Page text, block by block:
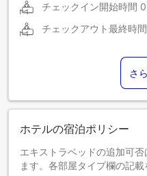
チェックイン開始時間
チェックアウト最終時間
さ
ホテルの宿泊ポリシー
エキストラベッドの追加可
ます。各部屋タイプ欄の記載